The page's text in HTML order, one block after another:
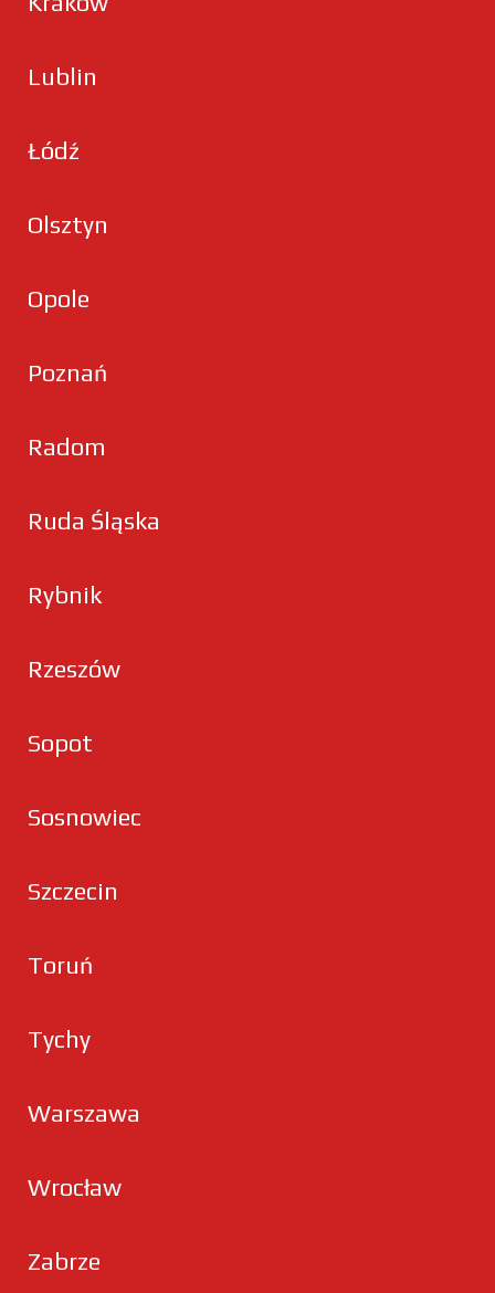
Lublin
Łódź
Olsztyn
Opole
Poznań
Radom
Ruda Śląska
Rybnik
Rzeszów
Sopot
Sosnowiec
Szczecin
Toruń
Tychy
Warszawa
Wrocław
Zabrze